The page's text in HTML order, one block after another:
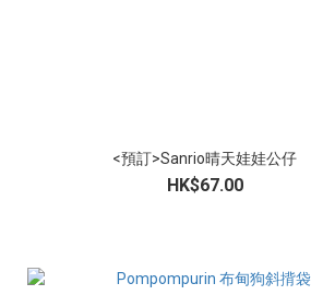
<預訂>Sanrio晴天娃娃公仔
HK$67.00